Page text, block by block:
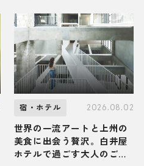
かん遊久の里 鶴雅」へ
宿・ホテル 2026.08.02
世界の一流アートと上州の
美食に出会う贅沢。白井屋
ホテルで過ごす大人のご褒